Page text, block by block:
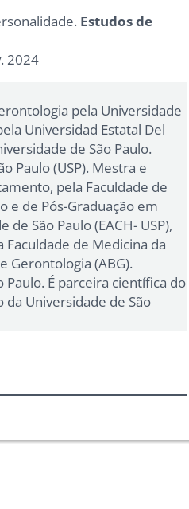
Estudos de
2024
pela Universidade
Universidad Estatal Del
de São Paulo.
Paulo (USP). Mestra e
pela Faculdade de
e de Pós-Graduação em
São Paulo (EACH- USP),
de Medicina da
Gerontologia (ABG).
É parceira científica do
Universidade de São